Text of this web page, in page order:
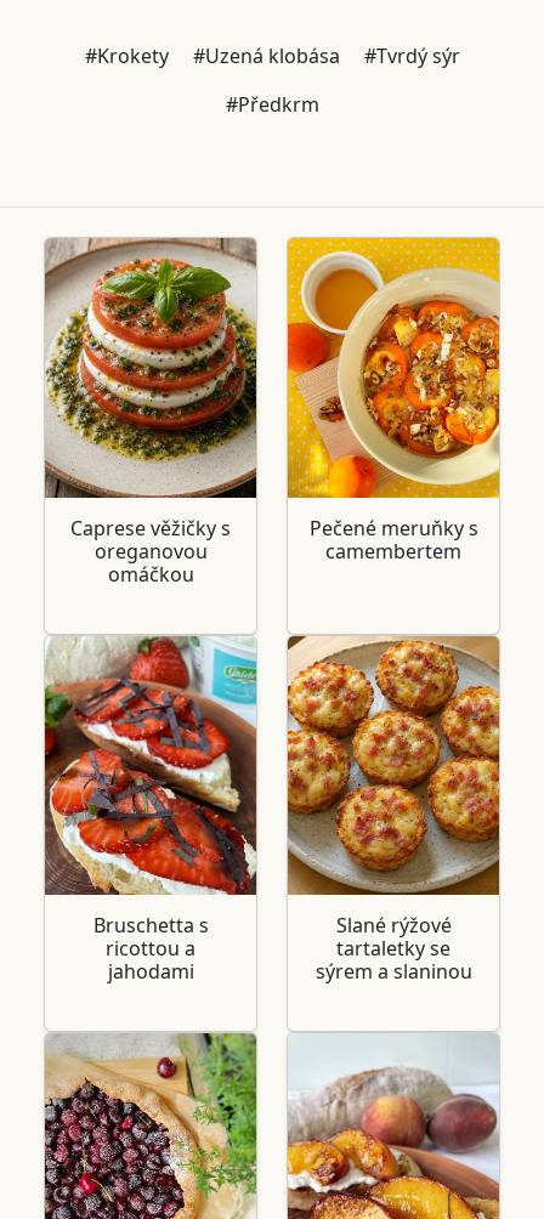
#Krokety #Uzená klobása
#Tvrdý sýr
#Předkrm
Caprese věžičky s
oreganovou
omáčkou
Pečené meruňky s
camembertem
Bruschetta s
ricottou a
jahodami
Slané rýžové
tartaletky se
sýrem a slaninou